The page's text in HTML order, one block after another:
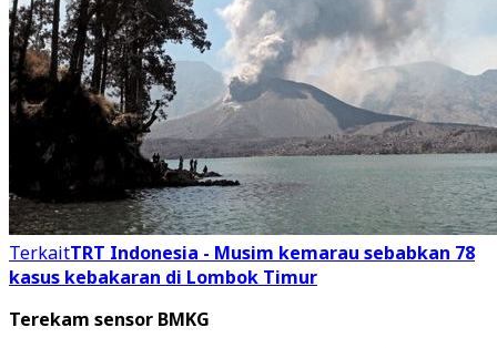
TerkaitTRT Indonesia - Musim kemarau sebabkan 78
kasus kebakaran di Lombok Timur
Terekam sensor BMKG